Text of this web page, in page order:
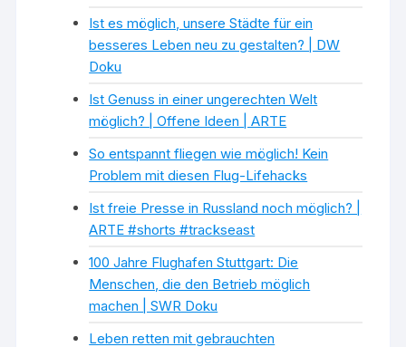
Ist es möglich, unsere Städte für ein
besseres Leben neu zu gestalten? | DW
Doku
Ist Genuss in einer ungerechten Welt
möglich? | Offene Ideen | ARTE
So entspannt fliegen wie möglich! Kein
Problem mit diesen Flug-Lifehacks
Ist freie Presse in Russland noch möglich? |
ARTE #shorts #trackseast
100 Jahre Flughafen Stuttgart: Die
Menschen, die den Betrieb möglich
machen | SWR Doku
Leben retten mit gebrauchten